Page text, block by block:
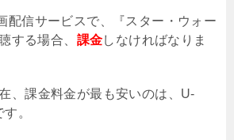
配信サービスで、『スター・ウォー
する場合、 課金しなければなりま
、課金料金が最も安いのは、U-
す。